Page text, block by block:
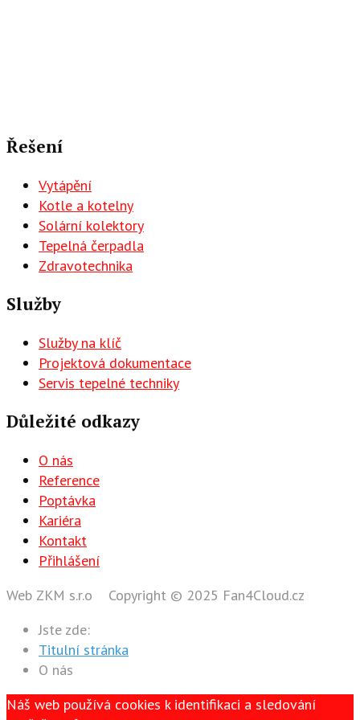
Řešení
Vytápění
Kotle a kotelny
Solární kolektory
Tepelná čerpadla
Zdravotechnika
Služby
Služby na klíč
Projektová dokumentace
Servis tepelné techniky
Důležité odkazy
O nás
Reference
Poptávka
Kariéra
Kontakt
Přihlášení
Web ZKM s.r.o Copyright © 2025 Fan4Cloud.cz
Jste zde:
Titulní stránka
O nás
Náš web používá cookies k identifikaci a sledování